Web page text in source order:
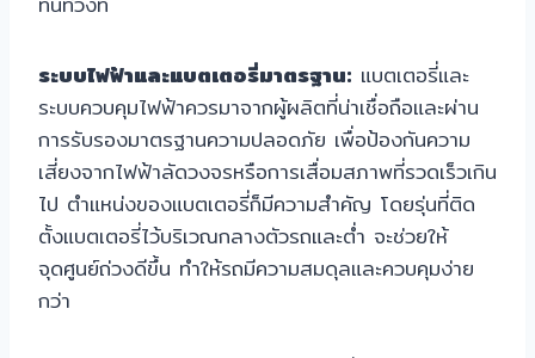
ระบบไฟฟ้าและแบตเตอรี่มาตรฐาน: แบตเตอรี่และ
ระบบควบคุมไฟฟ้าควรมาจากผู้ผลิตที่น่าเชื่อถือและผ่าน
การรับรองมาตรฐานความปลอดภัย เพื่อป้องกันความ
เสี่ยงจากไฟฟ้าลัดวงจรหรือการเสื่อมสภาพที่รวดเร็วเกิน
ไป ตำแหน่งของแบตเตอรี่ก็มีความสำคัญ โดยรุ่นที่ติด
ตั้งแบตเตอรี่ไว้บริเวณกลางตัวรถและต่ำ จะช่วยให้
จุดศูนย์ถ่วงดีขึ้น ทำให้รถมีความสมดุลและควบคุมง่าย
กว่า